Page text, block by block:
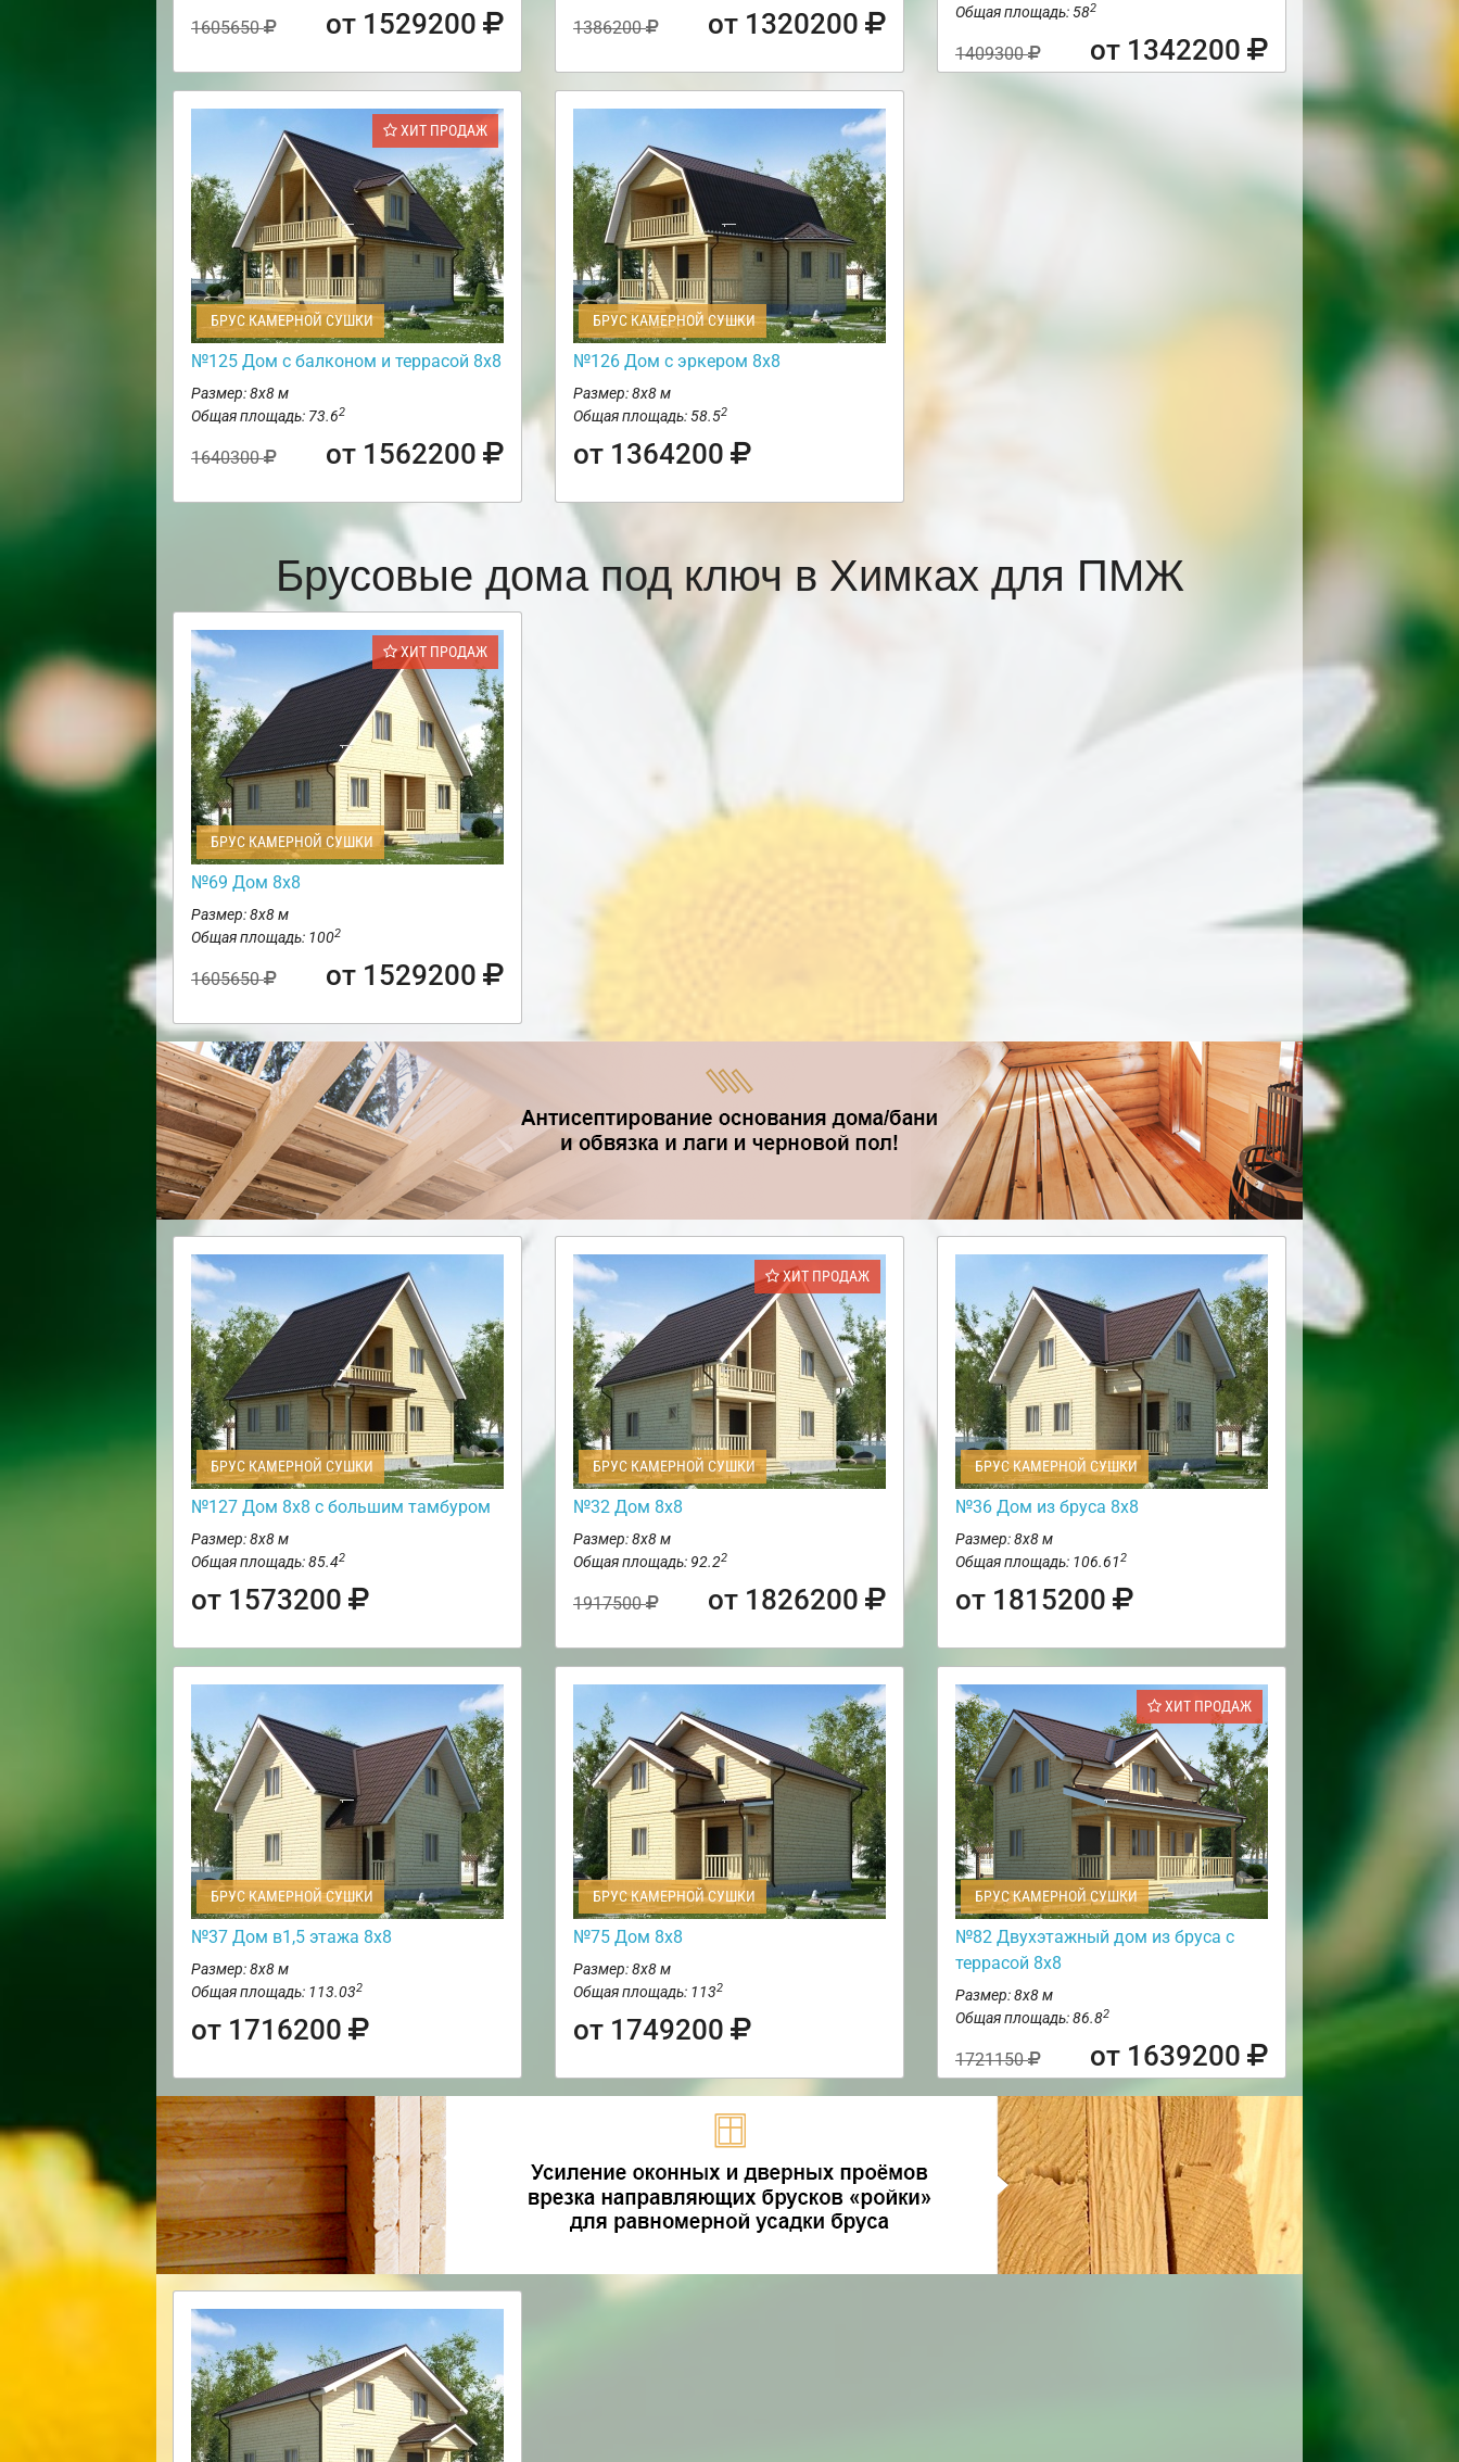
1605650 от 1529200 1386200 от 1320200
Общая площадь: 582
1409300 от 1342200
ХИТ ПРОДАЖ
БРУС КАМЕРНОЙ СУШКИ
№125 Дом с балконом и террасой 8х8
Размер: 8х8 м
Общая площадь: 73.62
1640300 от 1562200
БРУС КАМЕРНОЙ СУШКИ
№126 Дом с эркером 8х8
Размер: 8х8 м
Общая площадь: 58.52
от 1364200
Брусовые дома под ключ в Химках для ПМЖ
ХИТ ПРОДАЖ
БРУС КАМЕРНОЙ СУШКИ
№69 Дом 8х8
Размер: 8х8 м
Общая площадь: 1002
1605650 от 1529200
БРУС КАМЕРНОЙ СУШКИ
№127 Дом 8х8 с большим тамбуром
Размер: 8х8 м
Общая площадь: 85.42
от 1573200
ХИТ ПРОДАЖ
БРУС КАМЕРНОЙ СУШКИ
№32 Дом 8х8
Размер: 8х8 м
Общая площадь: 92.22
1917500 от 1826200
БРУС КАМЕРНОЙ СУШКИ
№36 Дом из бруса 8х8
Размер: 8х8 м
Общая площадь: 106.612
от 1815200
БРУС КАМЕРНОЙ СУШКИ
№37 Дом в1,5 этажа 8х8
Размер: 8х8 м
Общая площадь: 113.032
от 1716200
БРУС КАМЕРНОЙ СУШКИ
№75 Дом 8х8
Размер: 8х8 м
Общая площадь: 1132
от 1749200
ХИТ ПРОДАЖ
БРУС КАМЕРНОЙ СУШКИ
№82 Двухэтажный дом из бруса с
террасой 8х8
Размер: 8х8 м
Общая площадь: 86.82
1721150 от 1639200